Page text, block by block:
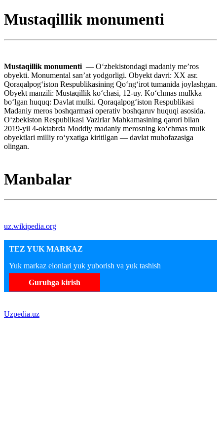
Mustaqillik monumenti
Mustaqillik monumenti — Oʻzbekistondagi madaniy meʼros
obyekti. Monumental sanʼat yodgorligi. Obyekt davri: XX asr.
Qoraqalpogʻiston Respublikasining Qoʻngʻirot tumanida joylashgan.
Obyekt manzili: Mustaqillik koʻchasi, 12-uy. Koʻchmas mulkka
boʻlgan huquq: Davlat mulki. Qoraqalpogʻiston Respublikasi
Madaniy meros boshqarmasi operativ boshqaruv huquqi asosida.
Oʻzbekiston Respublikasi Vazirlar Mahkamasining qarori bilan
2019-yil 4-oktabrda Moddiy madaniy merosning koʻchmas mulk
obyektlari milliy roʻyxatiga kiritilgan — davlat muhofazasiga
olingan.
Manbalar
uz.wikipedia.org
TEZ YUK MARKAZ
Yuk markaz elonlari yuk yuborish va yuk tashish
Guruhga kirish
Uzpedia.uz